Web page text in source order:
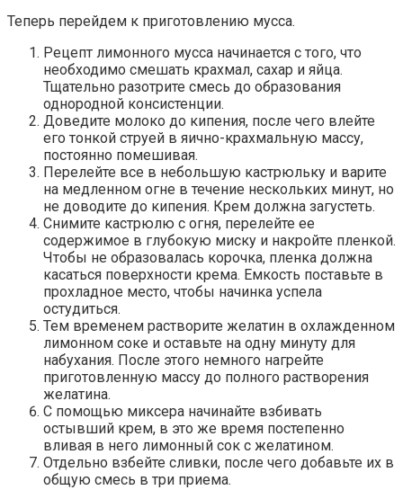
Теперь перейдем к приготовлению мусса.
Рецепт лимонного мусса начинается с того, что
необходимо смешать крахмал, сахар и яйца.
Тщательно разотрите смесь до образования
однородной консистенции.
Доведите молоко до кипения, после чего влейте
его тонкой струей в яично-крахмальную массу,
постоянно помешивая.
Перелейте все в небольшую кастрюльку и варите
на медленном огне в течение нескольких минут, но
не доводите до кипения. Крем должна загустеть.
Снимите кастрюлю с огня, перелейте ее
содержимое в глубокую миску и накройте пленкой.
Чтобы не образовалась корочка, пленка должна
касаться поверхности крема. Емкость поставьте в
прохладное место, чтобы начинка успела
остудиться.
Тем временем растворите желатин в охлажденном
лимонном соке и оставьте на одну минуту для
набухания. После этого немного нагрейте
приготовленную массу до полного растворения
желатина.
С помощью миксера начинайте взбивать
остывший крем, в это же время постепенно
вливая в него лимонный сок с желатином.
Отдельно взбейте сливки, после чего добавьте их в
общую смесь в три приема.